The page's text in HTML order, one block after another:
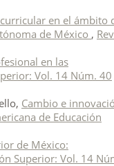
en el ámbito
de México ,
en las
Vol. 14 Núm. 40
Cambio e
de Educación
de México:
Superior: Vol. 14